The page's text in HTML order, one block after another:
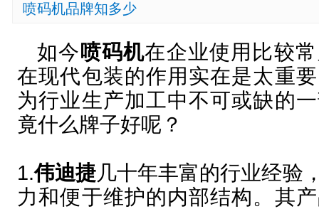
喷码机品牌知多少
如今喷码机在企业使用比较
在现代包装的作用实在是太重
为行业生产加工中不可或缺的
竟什么牌子好呢？
1.伟迪捷几十年丰富的行业经验
力和便于维护的内部结构。其